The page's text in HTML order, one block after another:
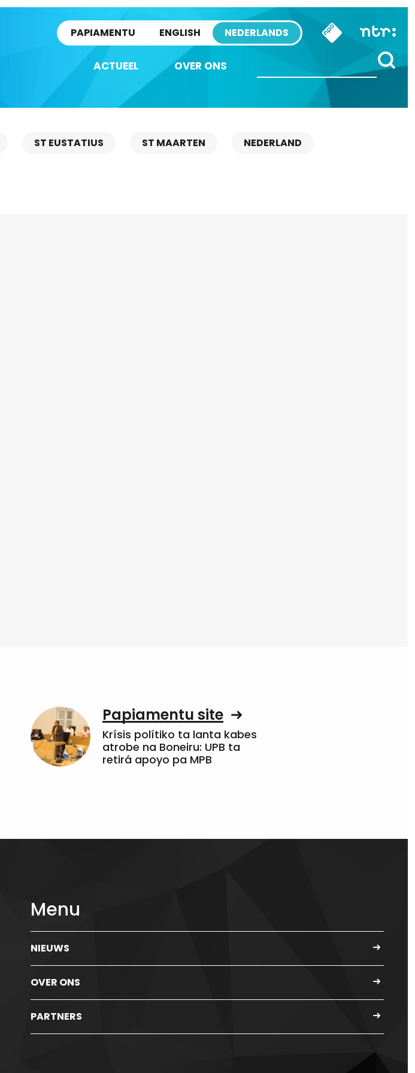
PAPIAMENTU ENGLISH NEDERLANDS
ACTUEEL OVER ONS
ST EUSTATIUS ST MAARTEN NEDERLAND
Papiamentu site
Krísis polítiko ta lanta kabes
atrobe na Boneiru: UPB ta
retirá apoyo pa MPB
Menu
NIEUWS
OVER ONS
PARTNERS